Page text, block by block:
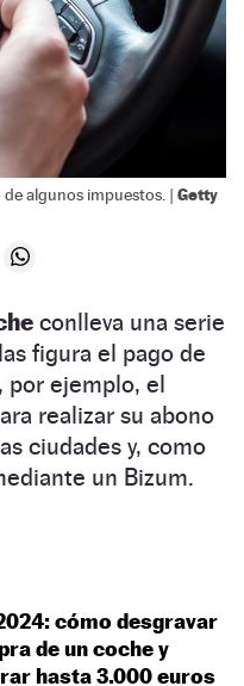
algunos impuestos. | Getty
conlleva una serie
figura el pago de
por ejemplo, el
realizar su abono
ciudades y, como
un Bizum.
cómo desgravar
de un coche y
hasta 3.000 euros